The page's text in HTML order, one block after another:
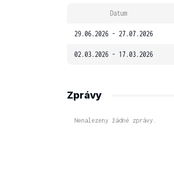
Datum
29.06.2026 - 27.07.2026
02.03.2026 - 17.03.2026
Zprávy
Nenalezeny žádné zprávy.